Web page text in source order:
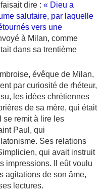
dire : « Dieu a
salutaire, par laquelle
vers une
à Milan, comme
dans sa trentième
évêque de Milan,
par curiosité de rhéteur,
les idées chrétiennes
de sa mère, qui était
se remit à lire les
Paul, qui
Ses relations
qui avait instruit
impressions. Il eût voulu
agitations de son âme,
lectures.